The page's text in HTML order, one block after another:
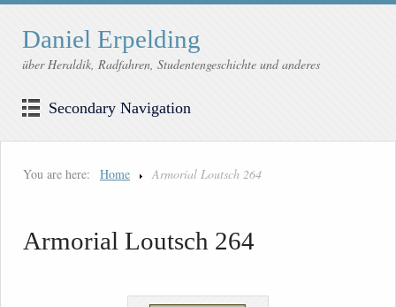
Daniel Erpelding
über Heraldik, Radfahren, Studentengeschichte und anderes
Secondary Navigation
You are here: Home Armorial Loutsch 264
Armorial Loutsch 264